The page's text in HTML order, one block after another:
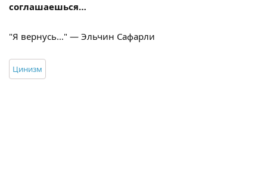
соглашаешься…
"Я вернусь…" — Эльчин Сафарли
Цинизм